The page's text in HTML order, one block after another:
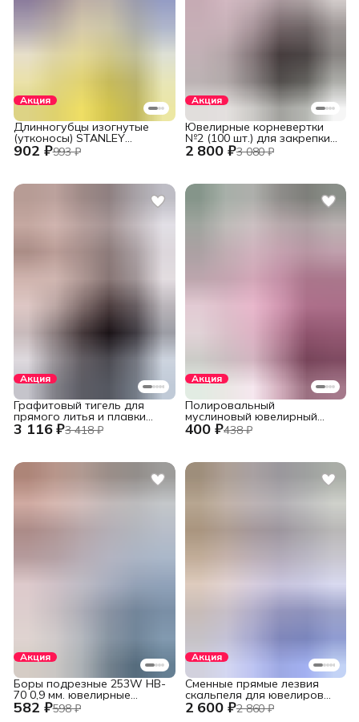
Акция
902 ₽993 ₽
Длинногубцы изогнутые
(утконосы) STANLEY
DYNAGRIP STHT84071-8-23
Акция
2 800 ₽3 080 ₽
Ювелирные корневертки
№2 (100 шт.) для закрепки
вставок
Акция
3 116 ₽3 418 ₽
Графитовый тигель для
прямого литья и плавки
металлов в печах
установок INDUTHERM
V245/H120/78
Акция
400 ₽438 ₽
Полировальный
муслиновый ювелирный
круг фиолетовый 152 мм.,
60 слоев
Акция
582 ₽598 ₽
Боры подрезные 253W HB-
70 0,9 мм. ювелирные
фрезы стальные 6 шт.,
хвостовик 2,35 мм.
Акция
2 600 ₽2 860 ₽
Сменные прямые лезвия
скальпеля для ювелиров
Swann-Morton, №11, 100 шт.
из высокоуглеродистой